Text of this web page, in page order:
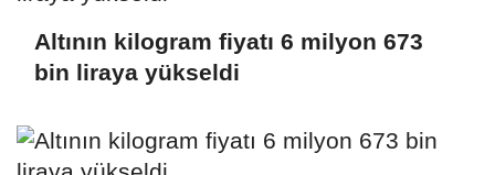
Altının kilogram fiyatı 6 milyon 673
bin liraya yükseldi